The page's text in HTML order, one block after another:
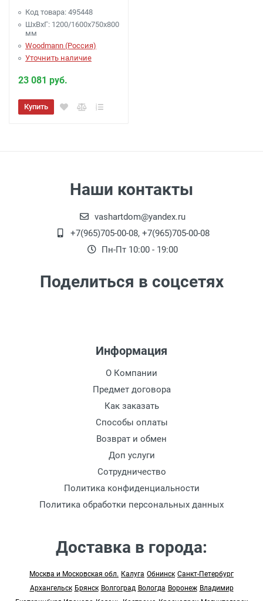
Код товара: 495448
ШхВхГ: 1200/1600х750х800
мм
Woodmann (Россия)
Уточнить наличие
23 081 руб.
Купить
Наши контакты
vashartdom@yandex.ru
+7(965)705-00-08, +7(965)705-00-08
Пн-Пт 10:00 - 19:00
Поделиться в соцсетях
Информация
О Компании
Предмет договора
Как заказать
Способы оплаты
Возврат и обмен
Доп услуги
Сотрудничество
Политика конфиденциальности
Политика обработки персональных данных
Доставка в города:
Москва и Московская обл. Калуга Обнинск Санкт-Петербург
Архангельск Брянск Волгоград Вологда Воронеж Владимир